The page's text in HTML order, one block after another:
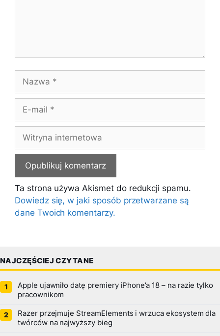
Nazwa
Witryna
internetowa
Ta strona używa Akismet do redukcji spamu.
Dowiedz się, w jaki sposób przetwarzane są
dane Twoich komentarzy.
NAJCZĘŚCIEJ CZYTANE
Apple ujawniło datę premiery iPhone’a 18 – na razie tylko
pracownikom
Razer przejmuje StreamElements i wrzuca ekosystem dla
twórców na najwyższy bieg